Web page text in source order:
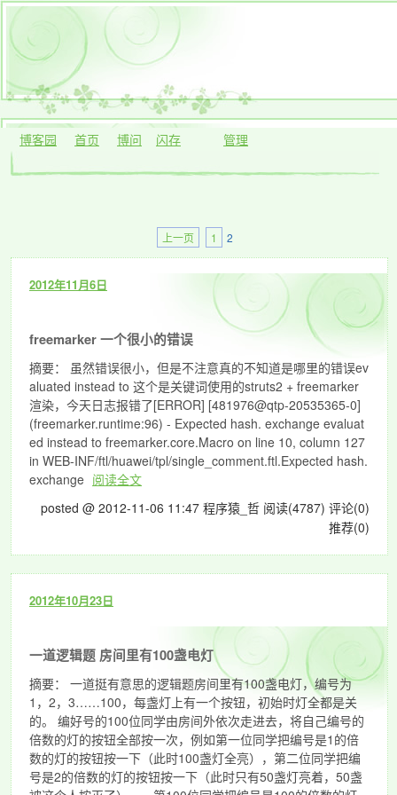
博客园 首页 博问 闪存 管理
上一页 1 2
2012年11月6日
freemarker 一个很小的错误
摘要： 虽然错误很小，但是不注意真的不知道是哪里的错误ev
aluated instead to 这个是关键词使用的struts2 + freemarker
渲染，今天日志报错了[ERROR] [481976@qtp-20535365-0]
(freemarker.runtime:96) - Expected hash. exchange evaluat
ed instead to freemarker.core.Macro on line 10, column 127
in WEB-INF/ftl/huawei/tpl/single_comment.ftl.Expected hash.
exchange 阅读全文
posted @ 2012-11-06 11:47 程序猿_哲 阅读(4787) 评论(0)
推荐(0)
2012年10月23日
一道逻辑题 房间里有100盏电灯
摘要： 一道挺有意思的逻辑题房间里有100盏电灯，编号为
1，2，3……100，每盏灯上有一个按钮，初始时灯全都是关
的。 编好号的100位同学由房间外依次走进去，将自己编号的
倍数的灯的按钮全部按一次，例如第一位同学把编号是1的倍
数的灯的按钮按一下（此时100盏灯全亮），第二位同学把编
号是2的倍数的灯的按钮按一下（此时只有50盏灯亮着，50盏